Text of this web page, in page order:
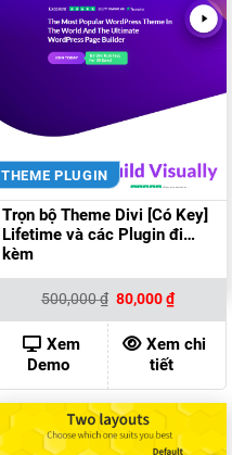
THEME PLUGIN
Trọn bộ Theme Divi [Có Key]
Lifetime và các Plugin đi
kèm
500,000₫ Giá
gốc
là:
500,000 ₫.
80,000₫Giá
hiện
tại
là:
80,000
Xem
Demo
Xem chi
tiết